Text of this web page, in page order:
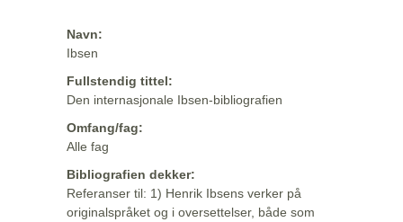
Navn:
Ibsen
Fullstendig tittel:
Den internasjonale Ibsen-bibliografien
Omfang/fag:
Alle fag
Bibliografien dekker:
Referanser til: 1) Henrik Ibsens verker på
originalspråket og i oversettelser, både som